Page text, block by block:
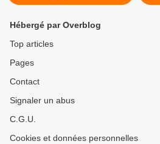
Hébergé par Overblog
Top articles
Pages
Contact
Signaler un abus
C.G.U.
Cookies et données personnelles